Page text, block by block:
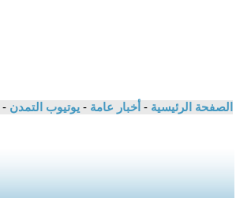
الصفحة الرئيسية - أخبار عامة - يوتيوب التمدن -